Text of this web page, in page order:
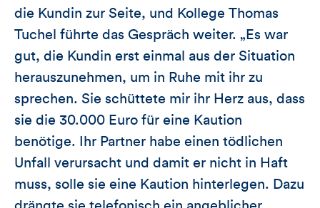
die Kundin zur Seite, und Kollege Thomas
Tuchel führte das Gespräch weiter. „Es war
gut, die Kundin erst einmal aus der Situation
herauszunehmen, um in Ruhe mit ihr zu
sprechen. Sie schüttete mir ihr Herz aus, dass
sie die 30.000 Euro für eine Kaution
benötige. Ihr Partner habe einen tödlichen
Unfall verursacht und damit er nicht in Haft
muss, solle sie eine Kaution hinterlegen. Dazu